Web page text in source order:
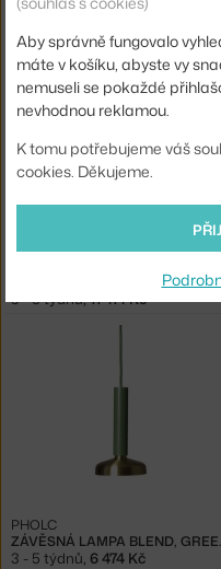
MUUTO
Skladem 1 ks,5 010 Kč
MALUMA™ Ø 23,5 CM, MOSS
3 - 5 týdnů,11 414 Kč
PHOLC
3 - 5 týdnů, 6 474 Kč
Aby správně fungovalo
máte v košíku, abyste vy
nemuseli se pokaždé
nevhodnou reklamou.
K tomu potřebujeme váš
cookies. Děkujeme.